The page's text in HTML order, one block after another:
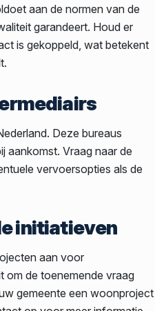
aan de normen van de
garandeert. Houd er
is gekoppeld, wat betekent
Deze bureaus
aankomst. Vraag naar de
vervoersopties als de
initiatieven
aan voor
om de toenemende vraag
gemeente een woonproject